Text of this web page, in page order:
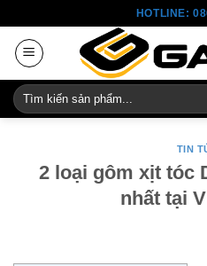
content
HOTLINE:
Tìm
kiếm:
TIN
2 loại gôm xịt tóc
nhất tại